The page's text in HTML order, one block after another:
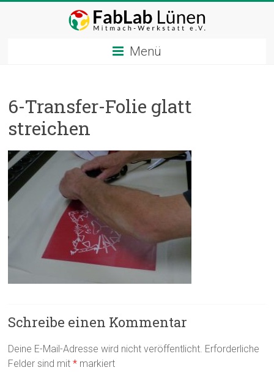
Menü
6-Transfer-Folie glatt
streichen
Schreibe einen Kommentar
Deine E-Mail-Adresse wird nicht veröffentlicht. Erforderliche
Felder sind mit* markiert